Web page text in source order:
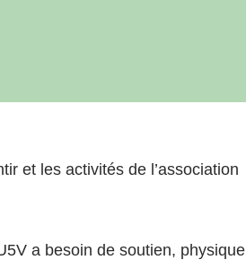
et les activités de l’association
a besoin de soutien, physique